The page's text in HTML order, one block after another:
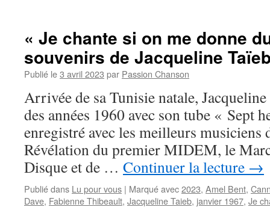
« Je chante si on me donne
souvenirs de Jacqueline
Publié le3 avril 2023 par Passion Chanson
Arrivée de sa Tunisie natale,
des années 1960 avec son tube « Sept
enregistré avec les meilleurs musiciens
Révélation du premier MIDEM, le
Disque et de … Continuer la lecture →
Publié dans Lu pour vous | Marqué avec2023, Amel Bent,
Dave, Fabienne Thibeault, Jacqueline Taieb, janvier 1967, Je